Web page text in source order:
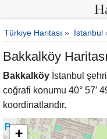
Türkiye Haritası » İstanbul
Bakkalköy
Bakkalköy İstanbul
coğrafi konumu 40° 57′
koordinatlarıdır.
+